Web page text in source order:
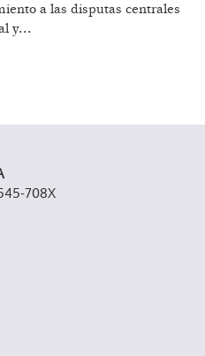
a las disputas centrales
y...
708X